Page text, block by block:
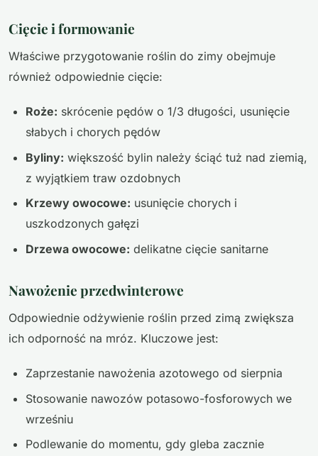
Cięcie i formowanie
Właściwe przygotowanie roślin do zimy obejmuje
również odpowiednie cięcie:
Roże: skrócenie pędów o 1/3 długości, usunięcie
słabych i chorych pędów
Byliny: większość bylin należy ściąć tuż nad ziemią,
z wyjątkiem traw ozdobnych
Krzewy owocowe: usunięcie chorych i
uszkodzonych gałęzi
Drzewa owocowe: delikatne cięcie sanitarne
Nawożenie przedwinterowe
Odpowiednie odżywienie roślin przed zimą zwiększa
ich odporność na mróz. Kluczowe jest:
Zaprzestanie nawożenia azotowego od sierpnia
Stosowanie nawozów potasowo-fosforowych we
wrześniu
Podlewanie do momentu, gdy gleba zacznie